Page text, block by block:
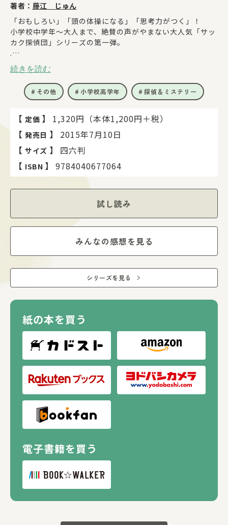
著者： 藤江 じゅん
「おもしろい」「頭の体操になる」「思考力がつく」！
小学校中学年～大人まで、絶賛の声がやまない大人気「サッ
カク探偵団」シリーズの第一弾。
.
★2021年度・2022年度・2023年度「夏に読みたいこの一
冊」【中学年】（企画：株式会社トーハン）に選定！
★2021年度「未来屋すいせん図書」に選定！
待された小学四年生のカケルと仲間たち。
ダイヤはすぐに見つかったが、なぜか二つとも同じ小さいサ
イズになっていた――。
会場にいた芸能ライターの草葉が怪しい、と考えたカケルた
ちは、近所に住む研究者の二ノ谷博士に相談して、事件の謎
なぜダイヤは小さくなったのか？ 犯人の目的は、いった
リ』のヨシタケシンスケ氏。
読んだ後には、「自分の目や脳は、本当に正しく見ているの
かな？」と、身の回りの世界が少しちがって見えます。
続きを読む
その他 小学校高学年 探偵＆ミステリー
【 定価 】
1,320円（本体1,200円＋税）
【 発売日 】
2015年7月10日
【 サイズ 】
四六判
【 ISBN 】 9784040677064
試し読み
みんなの感想を見る
シリーズを見る
紙の本を買う
電子書籍を買う